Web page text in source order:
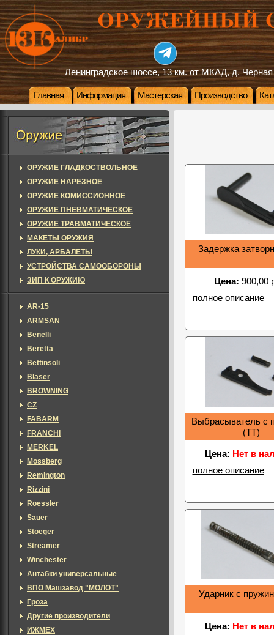
Ленинградское шоссе, 13 км. от МКАД, д. Черная
Главная Информация Мастерская Производство
Задержка
Цена: 900,00
полное описание
Выбрасыватель с
(ТТ)
Цена: Нет в
полное описание
Ударник с
Цена: Нет в
ОРУЖИЕ ГЛАДКОСТВОЛЬНОЕ
ОРУЖИЕ НАРЕЗНОЕ
ОРУЖИЕ КОМИССИОННОЕ
ОРУЖИЕ ПНЕВМАТИЧЕСКОЕ
ОРУЖИЕ ТРАВМАТИЧЕСКОЕ
МАКЕТЫ ОРУЖИЯ
ЛУКИ, АРБАЛЕТЫ
УСТРОЙСТВА САМООБОРОНЫ
ЗИП К ОРУЖИЮ
AR-15
ARMSAN
Benelli
Beretta
Bettinsoli
Blaser
BROWNING
CZ
FABARM
FRANCHI
MERKEL
Mossberg
Remington
Rizzini
Roessler
Sauer
Stoeger
Streamer
Winchester
Антабки универсальные
ВПО Машзавод "МОЛОТ"
Гроза
Другие производители
ИЖМЕХ